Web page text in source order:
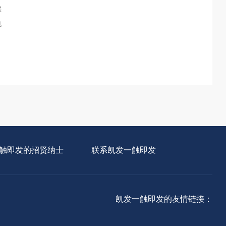
即发的招贤纳士 联系凯发一触即发
凯发一触即发的友情链接：